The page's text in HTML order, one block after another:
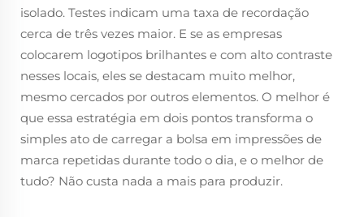
isolado. Testes indicam uma taxa de recordação
cerca de três vezes maior. E se as empresas
colocarem logotipos brilhantes e com alto contraste
nesses locais, eles se destacam muito melhor,
mesmo cercados por outros elementos. O melhor é
que essa estratégia em dois pontos transforma o
simples ato de carregar a bolsa em impressões de
marca repetidas durante todo o dia, e o melhor de
tudo? Não custa nada a mais para produzir.